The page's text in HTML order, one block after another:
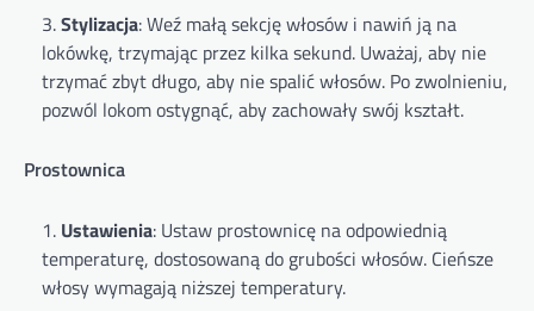
Stylizacja: Weź małą sekcję włosów i nawiń ją na
lokówkę, trzymając przez kilka sekund. Uważaj, aby nie
trzymać zbyt długo, aby nie spalić włosów. Po zwolnieniu,
pozwól lokom ostygnąć, aby zachowały swój kształt.
Prostownica
Ustawienia: Ustaw prostownicę na odpowiednią
temperaturę, dostosowaną do grubości włosów. Cieńsze
włosy wymagają niższej temperatury.